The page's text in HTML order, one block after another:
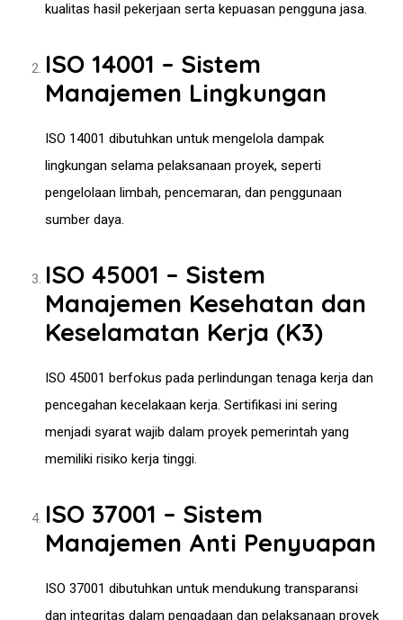
kualitas hasil pekerjaan serta kepuasan pengguna jasa.
ISO 14001 – Sistem
Manajemen Lingkungan
ISO 14001 dibutuhkan untuk mengelola dampak
lingkungan selama pelaksanaan proyek, seperti
pengelolaan limbah, pencemaran, dan penggunaan
sumber daya.
ISO 45001 – Sistem
Manajemen Kesehatan dan
Keselamatan Kerja (K3)
ISO 45001 berfokus pada perlindungan tenaga kerja dan
pencegahan kecelakaan kerja. Sertifikasi ini sering
menjadi syarat wajib dalam proyek pemerintah yang
memiliki risiko kerja tinggi.
ISO 37001 – Sistem
Manajemen Anti Penyuapan
ISO 37001 dibutuhkan untuk mendukung transparansi
dan integritas dalam pengadaan dan pelaksanaan proyek